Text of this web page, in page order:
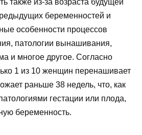
беременностей и
особенности процессов
патологии вынашивания,
и многое другое. Согласно
1 из 10 женщин перенашивает
раньше 38 недель, что, как
гестации или плода,
беременность.